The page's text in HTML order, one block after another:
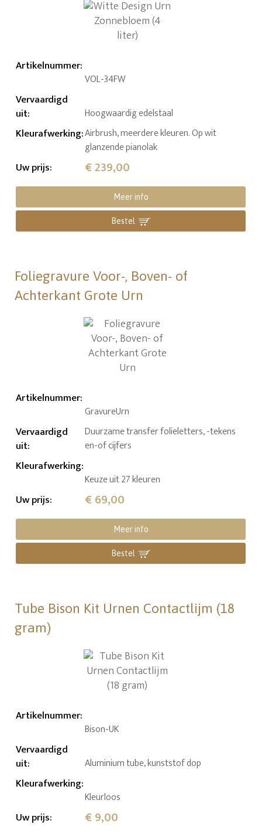
Artikelnummer:
VOL-34FW
Vervaardigd
uit: Hoogwaardig edelstaal
Kleurafwerking:Airbrush, meerdere kleuren. Op wit
glanzende pianolak
Uw prijs: € 239,00
Meer info
Bestel
Foliegravure Voor-, Boven- of
Achterkant Grote Urn
Artikelnummer:
GravureUrn
Vervaardigd
uit:
Duurzame transfer folieletters, -tekens
en-of cijfers
Kleurafwerking:
Keuze uit 27 kleuren
Uw prijs: € 69,00
Meer info
Bestel
Tube Bison Kit Urnen Contactlijm (18
gram)
Artikelnummer:
Bison-UK
Vervaardigd
uit: Aluminium tube, kunststof dop
Kleurafwerking:
Kleurloos
Uw prijs: € 9,00